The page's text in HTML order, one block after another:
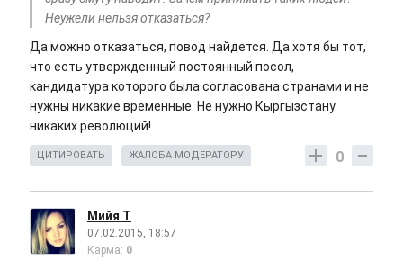
Неужели нельзя отказаться?
Да можно отказаться, повод найдется. Да хотя бы тот,
что есть утвержденный постоянный посол,
кандидатура которого была согласована странами и не
нужны никакие временные. Не нужно Кыргызстану
никаких революций!
0
ЦИТИРОВАТЬ ЖАЛОБА МОДЕРАТОРУ
Мийя Т
07.02.2015, 18:57
Карма: 0